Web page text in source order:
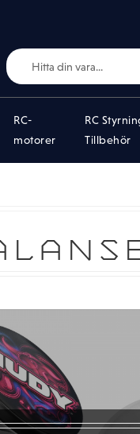
RC-
motorer
RC
Tillbehör